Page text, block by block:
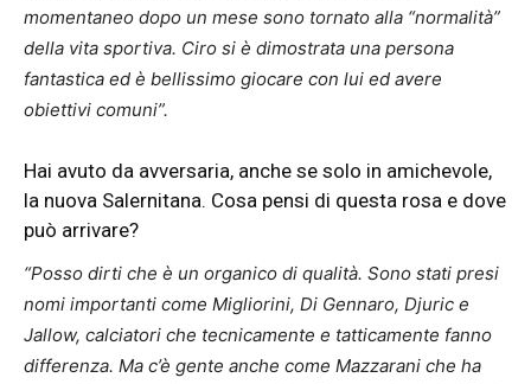
momentaneo dopo un mese sono tornato alla “normalità”
della vita sportiva. Ciro si è dimostrata una persona
fantastica ed è bellissimo giocare con lui ed avere
obiettivi comuni”.
Hai avuto da avversaria, anche se solo in amichevole,
la nuova Salernitana. Cosa pensi di questa rosa e dove
può arrivare?
“Posso dirti che è un organico di qualità. Sono stati presi
nomi importanti come Migliorini, Di Gennaro, Djuric e
Jallow, calciatori che tecnicamente e tatticamente fanno
differenza. Ma c’è gente anche come Mazzarani che ha